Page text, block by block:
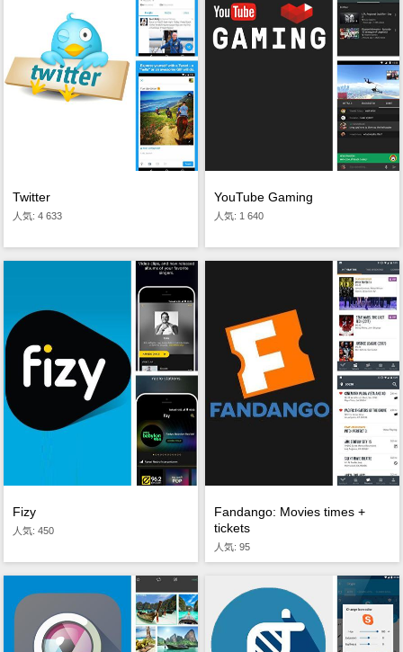
Twitter
人気: 4 633
YouTube Gaming
人気: 1 640
Fizy
人気: 450
Fandango: Movies times +
tickets
人気: 95